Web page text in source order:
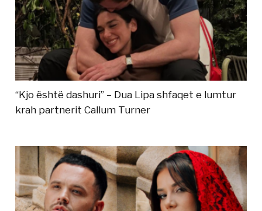
“Kjo është dashuri” – Dua Lipa shfaqet e lumtur
krah partnerit Callum Turner